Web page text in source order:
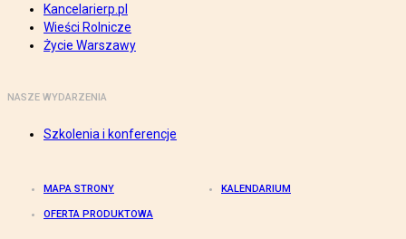
Kancelarierp.pl
Wieści Rolnicze
Życie Warszawy
NASZE WYDARZENIA
Szkolenia i konferencje
MAPA STRONY KALENDARIUM
OFERTA PRODUKTOWA